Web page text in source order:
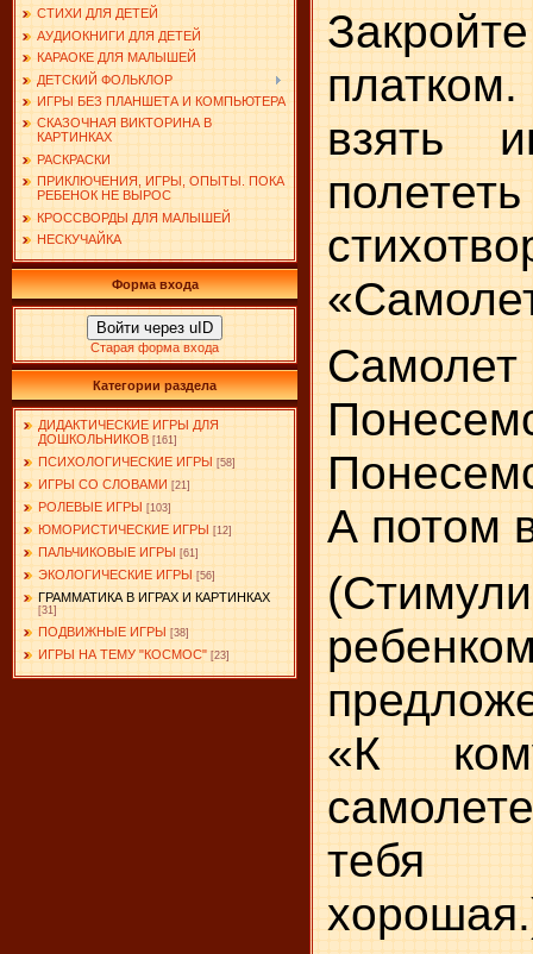
СТИХИ ДЛЯ ДЕТЕЙ
АУДИОКНИГИ ДЛЯ ДЕТЕЙ
КАРАОКЕ ДЛЯ МАЛЫШЕЙ
ДЕТСКИЙ ФОЛЬКЛОР
ИГРЫ БЕЗ ПЛАНШЕТА И КОМПЬЮТЕРА
СКАЗОЧНАЯ ВИКТОРИНА В
КАРТИНКАХ
РАСКРАСКИ
ПРИКЛЮЧЕНИЯ, ИГРЫ, ОПЫТЫ. ПОКА
РЕБЕНОК НЕ ВЫРОС
КРОССВОРДЫ ДЛЯ МАЛЫШЕЙ
НЕСКУЧАЙКА
Форма входа
Войти через uID
Старая форма входа
Категории раздела
ДИДАКТИЧЕСКИЕ ИГРЫ ДЛЯ
ДОШКОЛЬНИКОВ [161]
ПСИХОЛОГИЧЕСКИЕ ИГРЫ [58]
ИГРЫ СО СЛОВАМИ [21]
РОЛЕВЫЕ ИГРЫ [103]
ЮМОРИСТИЧЕСКИЕ ИГРЫ [12]
ПАЛЬЧИКОВЫЕ ИГРЫ [61]
ЭКОЛОГИЧЕСКИЕ ИГРЫ [56]
ГРАММАТИКА В ИГРАХ И КАРТИНКАХ
[31]
ПОДВИЖНЫЕ ИГРЫ [38]
ИГРЫ НА ТЕМУ "КОСМОС" [23]
взять
Самолет
А потом
«К
тебя